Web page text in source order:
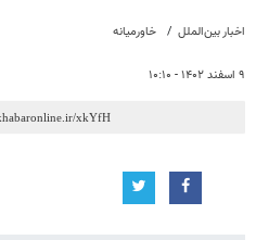
اخبار بین‌الملل خاورمیانه
۹ اسفند ۱۴۰۲ - ۱۰:۱۰